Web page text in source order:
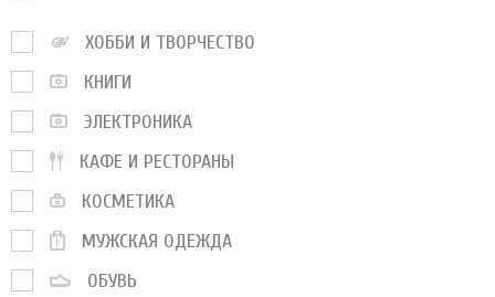
ХОББИ И ТВОРЧЕСТВО
КНИГИ
ЭЛЕКТРОНИКА
КАФЕ И РЕСТОРАНЫ
КОСМЕТИКА
МУЖСКАЯ ОДЕЖДА
ОБУВЬ